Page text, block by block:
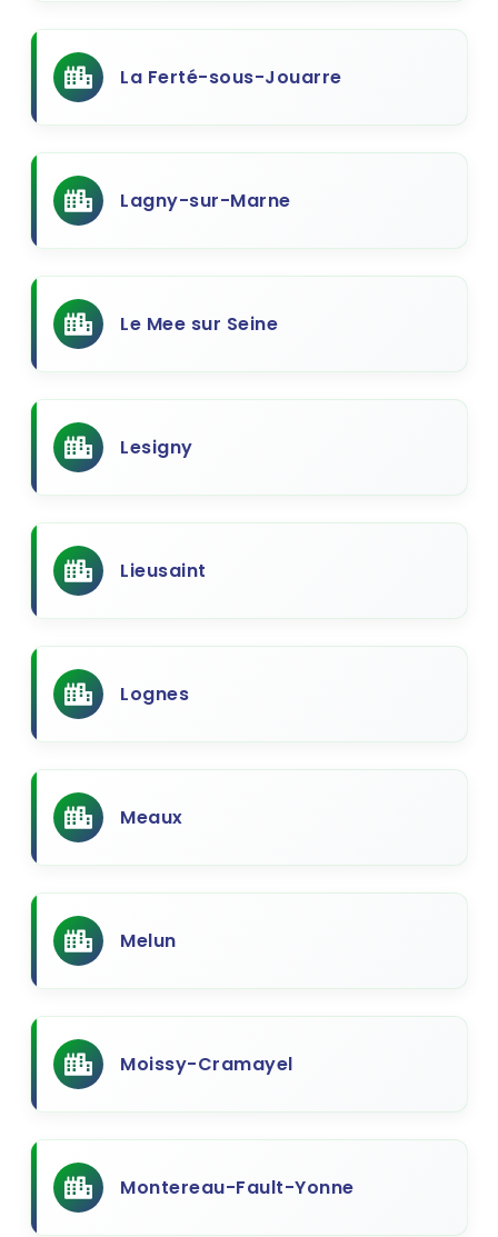
La Ferté-sous-Jouarre
Lagny-sur-Marne
Le Mee sur Seine
Lesigny
Lieusaint
Lognes
Meaux
Melun
Moissy-Cramayel
Montereau-Fault-Yonne